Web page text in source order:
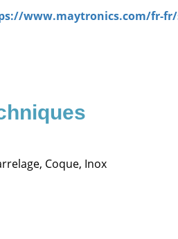
www.maytronics.com/fr-fr/
Coque, Inox